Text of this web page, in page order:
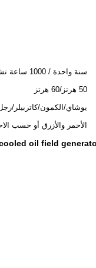
سنة واحدة / 1000 ساعة تشغيل
50 هرتز/60 هرتز
يوشاي/الكمون/كاتربيلر/
الأحمر والأزرق أو حسب
oil field